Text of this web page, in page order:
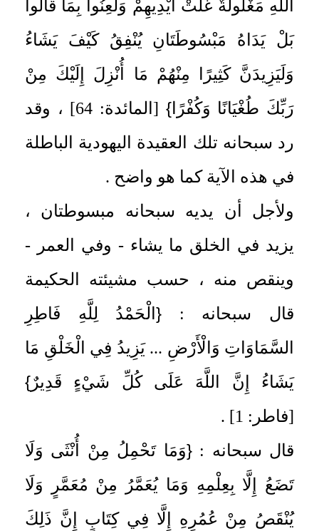
اللَّهِ مَغْلُولَةٌ غُلَّتْ أَيْدِيهِمْ وَلُعِنُوا بِمَا قَالُوا
بَلْ يَدَاهُ مَبْسُوطَتَانِ يُنْفِقُ كَيْفَ يَشَاءُ
وَلَيَزِيدَنَّ كَثِيرًا مِنْهُمْ مَا أُنْزِلَ إِلَيْكَ مِنْ
رَبِّكَ طُغْيَانًا وَكُفْرًا}
[المائدة: 64] ، وقد
رد سبحانه تلك العقيدة اليهودية الباطلة
في هذه الآية كما هو واضح .
ولأجل أن يديه سبحانه مبسوطتان ،
يزيد في الخلق ما يشاء - وفي العمر -
وينقص منه ، حسب مشيئته الحكيمة
قال سبحانه : {الْحَمْدُ لِلَّهِ فَاطِرِ
السَّمَاوَاتِ وَالْأَرْضِ ... يَزِيدُ فِي الْخَلْقِ مَا
يَشَاءُ إِنَّ اللَّهَ عَلَى كُلِّ شَيْءٍ قَدِيرٌ}
[فاطر: 1] .
قال سبحانه :{وَمَا تَحْمِلُ مِنْ أُنْثَى وَلَا
تَضَعُ إِلَّا بِعِلْمِهِ وَمَا يُعَمَّرُ مِنْ مُعَمَّرٍ وَلَا
يُنْقَصُ مِنْ عُمُرِهِ إِلَّا فِي كِتَابٍ إِنَّ ذَلِكَ